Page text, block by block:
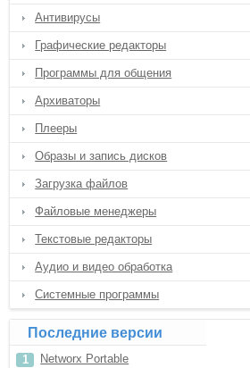
Антивирусы
Графические редакторы
Программы для общения
Архиваторы
Плееры
Образы и запись дисков
Загрузка файлов
Файловые менеджеры
Текстовые редакторы
Аудио и видео обработка
Системные программы
Последние версии
Networx Portable